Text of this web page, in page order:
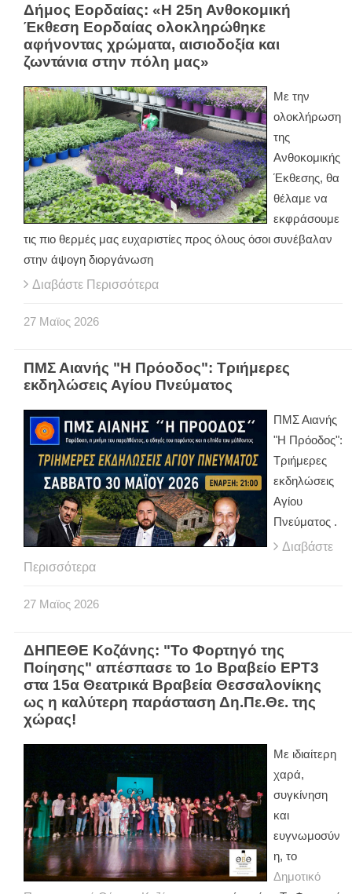
Δήμος Εορδαίας: «Η 25η Ανθοκομική
Έκθεση Εορδαίας ολοκληρώθηκε
αφήνοντας χρώματα, αισιοδοξία και
ζωντάνια στην πόλη μας»
Με την
ολοκλήρωση
της
Ανθοκομικής
Έκθεσης, θα
θέλαμε να
εκφράσουμε
τις πιο θερμές μας ευχαριστίες προς όλους όσοι συνέβαλαν
στην άψογη διοργάνωση
Διαβάστε Περισσότερα
27 Μαϊος 2026
ΠΜΣ Αιανής "Η Πρόοδος": Τριήμερες
εκδηλώσεις Αγίου Πνεύματος
ΠΜΣ Αιανής
"Η Πρόοδος":
Τριήμερες
εκδηλώσεις
Αγίου
Πνεύματος .
Διαβάστε
Περισσότερα
27 Μαϊος 2026
ΔΗΠΕΘΕ Κοζάνης: "Το Φορτηγό της
Ποίησης" απέσπασε το 1ο Βραβείο ΕΡΤ3
στα 15α Θεατρικά Βραβεία Θεσσαλονίκης
ως η καλύτερη παράσταση Δη.Πε.Θε. της
χώρας!
Με ιδιαίτερη
χαρά,
συγκίνηση
και
ευγνωμοσύν
η, το
Δημοτικό